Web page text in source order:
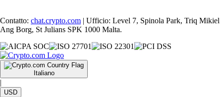
Contatto: chat.crypto.com | Ufficio: Level 7, Spinola Park, Triq Mikiel
Ang Borg, St Julians SPK 1000 Malta.
Italiano
|
USD